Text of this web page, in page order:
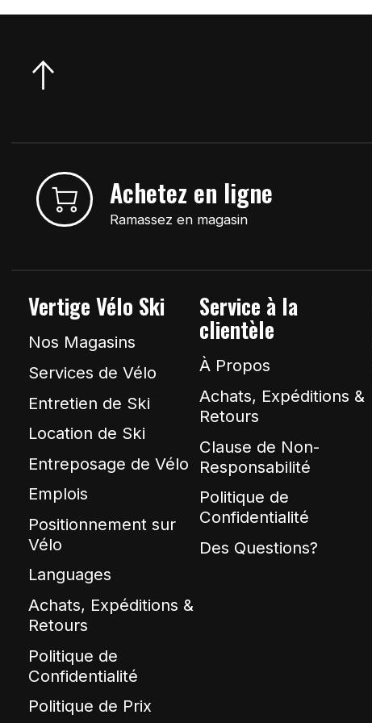
Achetez en ligne
Ramassez en magasin
Vertige Vélo Ski
Nos Magasins
Services de Vélo
Entretien de Ski
Location de Ski
Entreposage de Vélo
Emplois
Positionnement sur
Vélo
Languages
Achats, Expéditions &
Retours
Politique de
Confidentialité
Politique de Prix
Service à la
clientèle
À Propos
Achats, Expéditions &
Retours
Clause de Non-
Responsabilité
Politique de
Confidentialité
Des Questions?